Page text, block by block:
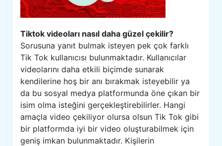
Tiktok videoları nasıl daha güzel çekilir?
Sorusuna yanıt bulmak isteyen pek çok farklı
Tik Tok kullanıcısı bulunmaktadır. Kullanıcılar
videolarını daha etkili biçimde sunarak
kendilerine hoş bir anı bırakmak isteyebilir ya
da bu sosyal medya platformunda öne çıkan bir
isim olma isteğini gerçekleştirebilirler. Hangi
amaçla video çekiliyor olursa olsun Tik Tok gibi
bir platformda iyi bir video oluşturabilmek için
geniş imkan bulunmaktadır. Kişilerin